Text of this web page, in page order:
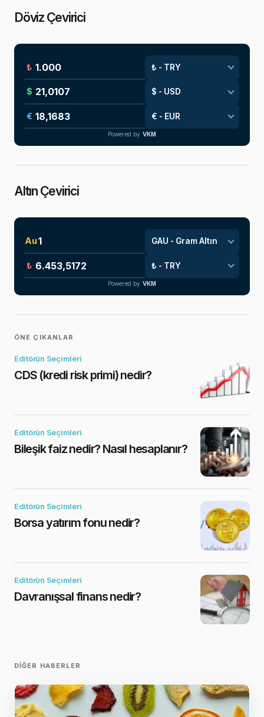
Döviz Çevirici
₺
$
€
Powered by VKM
Altın Çevirici
Au
₺
Powered by VKM
ÖNE ÇIKANLAR
Editörün Seçimleri
CDS (kredi risk primi) nedir?
Editörün Seçimleri
Bileşik faiz nedir? Nasıl hesaplanır?
Editörün Seçimleri
Borsa yatırım fonu nedir?
Editörün Seçimleri
Davranışsal finans nedir?
DIĞER HABERLER